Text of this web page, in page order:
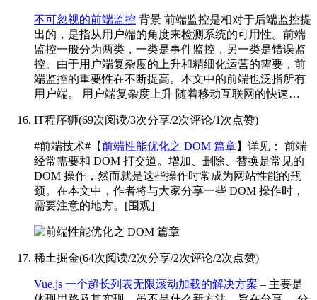
不可忽视的前端监控 背景 前端监控是相对于后端监控提
出的，是指从用户端的角度来检测系统的可用性。前端
监控一般分为两类，一类是事件监控，另一类是错误监
控。由于用户端复杂度的上升和精细化运营的需要，前
端监控的重要性在不断提高。本文中的前端也泛指所有
用户端。 用户端复杂度上升 随着移动互联网的快速…
IT程序狮(69次阅读/3次分享/2次评论/1次点赞)
#前端技术#【前端性能优化之 DOM 篇章】详见：
前端
经常需要和 DOM 打交道。增加、删除、替换是常见的
DOM 操作，然而就是这些操作时常成为网站性能的瓶
颈。在本文中，作者将与大家分享一些 DOM 操作时，
需要注意的地方。[围观]
稀土掘金(64次阅读/2次分享/2次评论/2次点赞)
Vue.js 一个超长列表无限滚动加载的解决方案 – 主要是